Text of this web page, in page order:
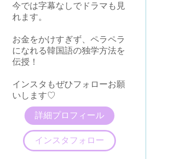
今では字幕なしでドラマも見
れます。
お金をかけすぎず、ペラペラ
になれる韓国語の独学方法を
伝授！
インスタもぜひフォローお願
いします♡
詳細プロフィール
インスタフォロー